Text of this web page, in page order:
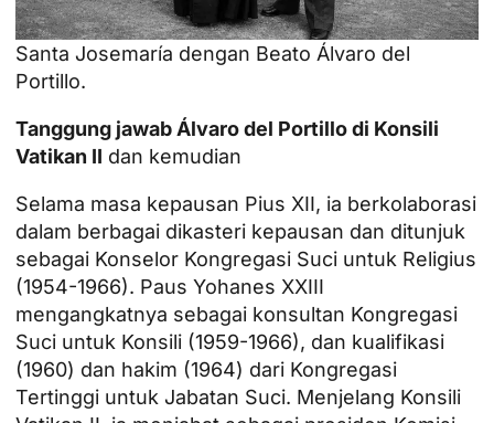
Santa Josemaría dengan Beato Álvaro del
Portillo.
Tanggung jawab Álvaro del Portillo di Konsili
Vatikan II dan kemudian
Selama masa kepausan Pius XII, ia berkolaborasi
dalam berbagai dikasteri kepausan dan ditunjuk
sebagai Konselor Kongregasi Suci untuk Religius
(1954-1966). Paus Yohanes XXIII
mengangkatnya sebagai konsultan Kongregasi
Suci untuk Konsili (1959-1966), dan kualifikasi
(1960) dan hakim (1964) dari Kongregasi
Tertinggi untuk Jabatan Suci. Menjelang Konsili